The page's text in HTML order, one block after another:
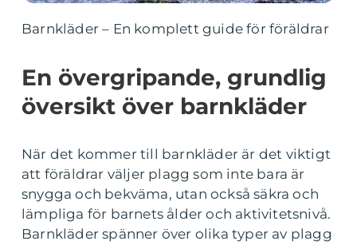
Barnkläder – En komplett guide för föräldrar
En övergripande, grundlig
översikt över barnkläder
När det kommer till barnkläder är det viktigt
att föräldrar väljer plagg som inte bara är
snygga och bekväma, utan också säkra och
lämpliga för barnets ålder och aktivitetsnivå.
Barnkläder spänner över olika typer av plagg